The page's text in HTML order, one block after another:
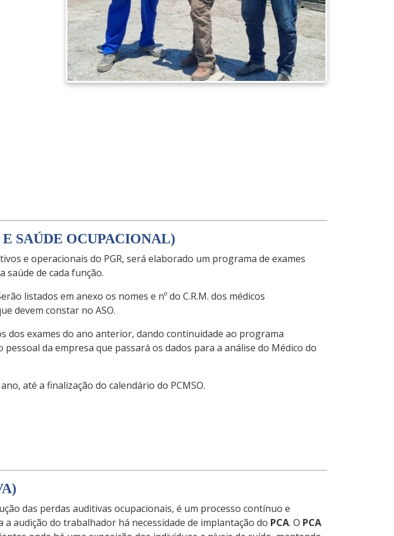
SAÚDE OCUPACIONAL)
e operacionais do PGR, será elaborado um programa de exames
de cada função.
listados em anexo os nomes e nº do C.R.M. dos médicos
devem constar no ASO.
exames do ano anterior, dando continuidade ao programa
da empresa que passará os dados para a análise do Médico do
até a finalização do calendário do PCMSO.
das perdas auditivas ocupacionais, é um processo contínuo e
audição do trabalhador há necessidade de implantação do PCA. O PCA